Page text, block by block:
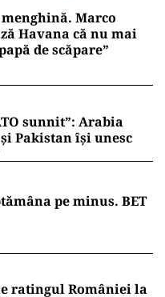
toate știrile? Urmărește
Marco
Havana că nu mai
de scăpare”